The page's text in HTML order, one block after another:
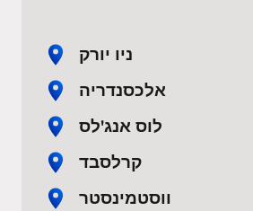
ניו יורק
אלכסנדריה
לוס אנג'לס
קרלסבד
ווסטמינסטר